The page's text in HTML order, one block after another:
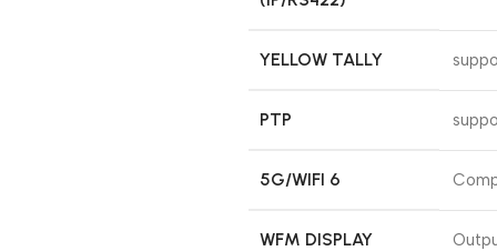
YELLOW TALLY
PTP
5G/WIFI 6
WFM DISPLAY